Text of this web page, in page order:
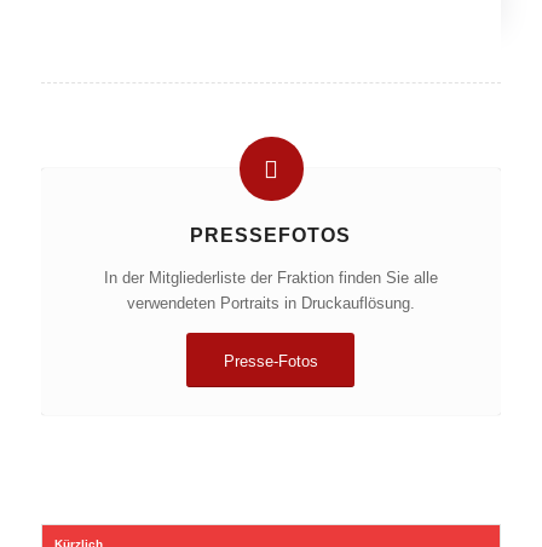
PRESSEFOTOS
In der Mitgliederliste der Fraktion finden Sie alle
verwendeten Portraits in Druckauflösung.
Presse-Fotos
Kürzlich